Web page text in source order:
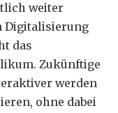
weiter
Digitalisierung
das
Zukünftige
werden
ohne dabei